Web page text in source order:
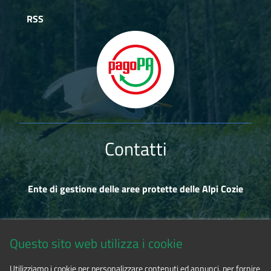
RSS
Contatti
Ente di gestione delle aree protette delle Alpi Cozie
Via Fransuà Fontan, 1 - 10050 Salbertrand (TO)
Questo sito web utilizza i cookie